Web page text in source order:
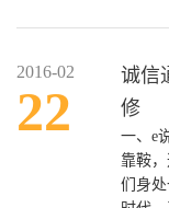
2016-02
22
诚信
修
一、e
靠鞍
们身